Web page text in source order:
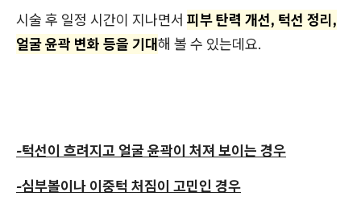
시술 후 일정 시간이 지나면서 피부 탄력 개선, 턱선 정리,
얼굴 윤곽 변화 등을 기대해 볼 수 있는데요.
-턱선이 흐려지고 얼굴 윤곽이 처져 보이는 경우
-심부볼이나 이중턱 처짐이 고민인 경우